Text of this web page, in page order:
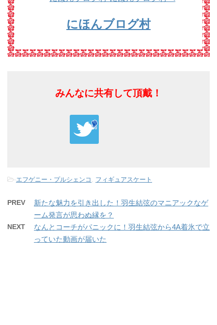
にほんブログ村
みんなに共有して頂戴！
-エフゲニー・プルシェンコ , フィギュアスケート
PREV
新たな魅力を引き出した！羽生結弦のマニアックなゲ
ーム発言が思わぬ縁を？
NEXT
なんとコーチがパニックに！羽生結弦から4A着氷で立
っていた動画が届いた